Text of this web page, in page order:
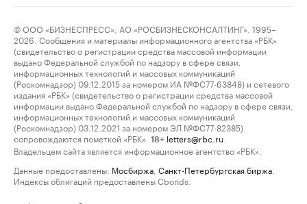
© ООО «БИЗНЕСПРЕСС», АО «РОСБИЗНЕСКОНСАЛТИНГ», 1995–
2026. Сообщения и материалы информационного агентства «РБК»
(свидетельство о регистрации средства массовой информации
выдано Федеральной службой по надзору в сфере связи,
информационных технологий и массовых коммуникаций
(Роскомнадзор) 09.12.2015 за номером ИА №ФС77-63848) и сетевого
издания «РБК» (свидетельство о регистрации средства массовой
информации выдано Федеральной службой по надзору в сфере связи,
информационных технологий и массовых коммуникаций
(Роскомнадзор) 03.12.2021 за номером ЭЛ №ФС77-82385)
сопровождаются пометкой «РБК».
18+ letters@rbc.ru
Владельцем сайта является информационное агентство «РБК».
Данные предоставлены: Мосбиржа Санкт-Петербургская биржа
Индексы облигаций предоставлены Cbonds.